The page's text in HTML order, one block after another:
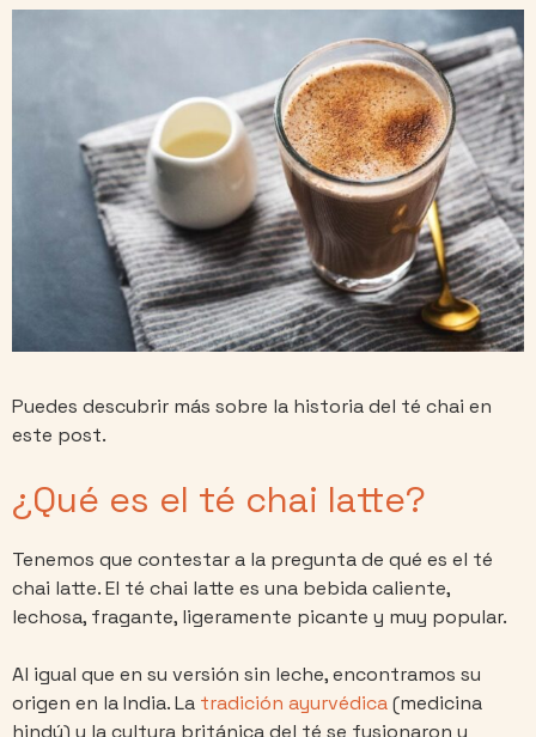
Puedes descubrir más sobre la historia del té chai en
este post.
¿Qué es el té chai latte?
Tenemos que contestar a la pregunta de qué es el té
chai latte. El té chai latte es una bebida caliente,
lechosa, fragante, ligeramente picante y muy popular.
Al igual que en su versión sin leche, encontramos su
origen en la India. La tradición ayurvédica(medicina
hindú) y la cultura británica del té se fusionaron y